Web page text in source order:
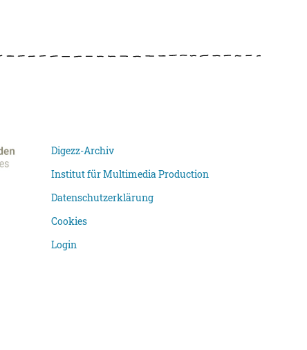
Digezz-Archiv
Institut für Multimedia Production
Datenschutzerklärung
Cookies
Login